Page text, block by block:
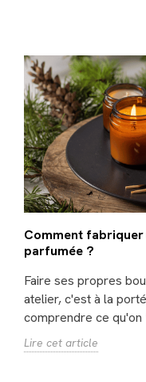
Comment
parfumée ?
Faire ses propres
atelier, c'est à la
comprendre ce qu'on
Lire cet article